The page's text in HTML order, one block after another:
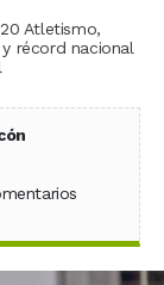
Atletismo,
récord nacional
X (Twitter)
en WhatsApp